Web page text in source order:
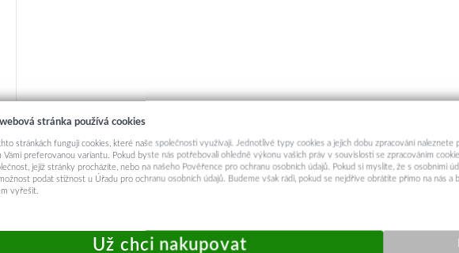
stránka používá cookies
stránkách fungují cookies, které naše společnosti využívají. Jednotlivé typy cookies a jejich dobu zpracování naleznete
Vámi preferovanou variantu. Pokud byste nás potřebovali ohledně výkonu vašich práv v souvislosti se zpracováním
jejíž stránky procházíte, nebo na našeho Pověřence pro ochranu osobních údajů. Pokud si myslíte, že s osobními
podat stížnost u Úřadu pro ochranu osobních údajů. Budeme však rádi, pokud se nejdříve obrátíte přímo na nás a
vyřešit.